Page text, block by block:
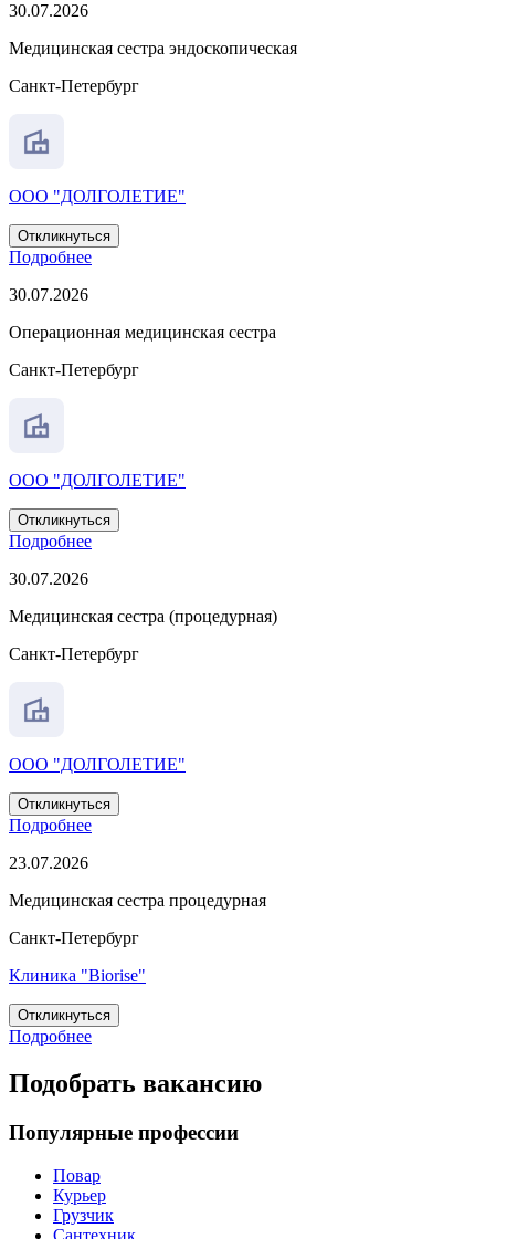
30.07.2026
Медицинская сестра эндоскопическая
Санкт-Петербург
ООО "ДОЛГОЛЕТИЕ"
Откликнуться
Подробнее
30.07.2026
Операционная медицинская сестра
Санкт-Петербург
ООО "ДОЛГОЛЕТИЕ"
Откликнуться
Подробнее
30.07.2026
Медицинская сестра (процедурная)
Санкт-Петербург
ООО "ДОЛГОЛЕТИЕ"
Откликнуться
Подробнее
23.07.2026
Медицинская сестра процедурная
Санкт-Петербург
Клиника "Biorise"
Откликнуться
Подробнее
Подобрать вакансию
Популярные профессии
Повар
Курьер
Грузчик
Сантехник